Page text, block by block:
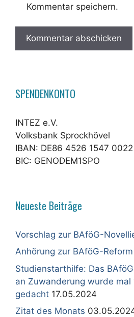
Kommentar speichern.
SPENDENKONTO
INTEZ e.V.
Volksbank Sprockhövel
IBAN: DE86 4526 1547
BIC: GENODEM1SPO
Neueste Beiträge
Vorschlag zur BAföG-
Anhörung zur BAföG-
Studienstarthilfe: Das
an Zuwanderung wurde
gedacht 17.05.2024
Zitat des Monats